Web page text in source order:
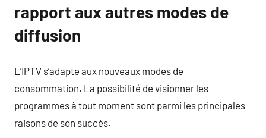
rapport aux autres modes de
diffusion
L’IPTV s’adapte aux nouveaux modes de
consommation. La possibilité de visionner les
programmes à tout moment sont parmi les principales
raisons de son succès.